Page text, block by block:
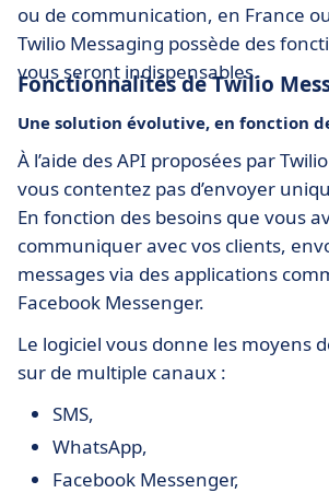
ou de communication, en France
Twilio Messaging possède des
vous seront indispensables.
Fonctionnalités de Twilio
Une solution évolutive, en fonction
À l’aide des API proposées par
vous contentez pas d’envoyer
En fonction des besoins que vous
communiquer avec vos clients,
messages via des applications
Facebook Messenger.
Le logiciel vous donne les moyens
sur de multiple canaux :
SMS,
WhatsApp,
Facebook Messenger,